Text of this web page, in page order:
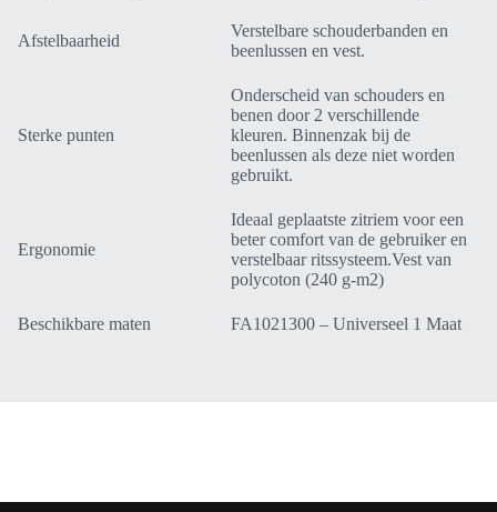
Afstelbaarheid
Verstelbare schouderbanden en
beenlussen en vest.
Sterke punten
Onderscheid van schouders en
benen door 2 verschillende
kleuren. Binnenzak bij de
beenlussen als deze niet worden
gebruikt.
Ergonomie
Ideaal geplaatste zitriem voor een
beter comfort van de gebruiker en
verstelbaar ritssysteem.Vest van
polycoton (240 g-m2)
Beschikbare maten FA1021300 – Universeel 1 Maat